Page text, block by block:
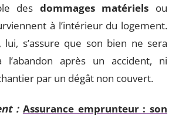
des dommages matériels ou
à l’intérieur du logement.
s’assure que son bien ne sera
l’abandon après un accident, ni
par un dégât non couvert.
: Assurance emprunteur : son